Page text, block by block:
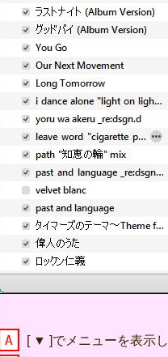
A [ ▼ ]でメニューを表示し